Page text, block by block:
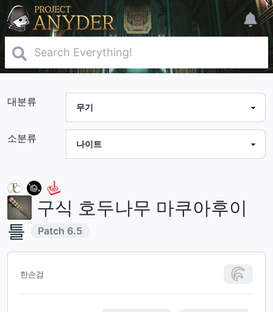
대분류
소분류
구식 호두나무 마쿠아후이
틀
Patch 6.5
한손검